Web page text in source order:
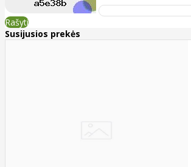
Rašyti
Susijusios prekės